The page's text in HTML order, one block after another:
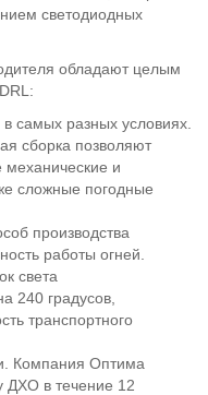
светодиодных
обладают целым
самых разных условиях.
сборка позволяют
и
сложные погодные
производства
работы огней.
света
240 градусов,
транспортного
Компания Оптима
ДХО в течение 12